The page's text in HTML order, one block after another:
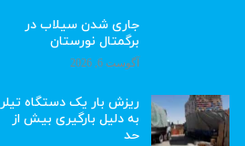
جاری شدن سیلاب در
برگمتال نورستان
آگوست 6, 2026
ریزش بار یک دستگاه تیلر
به دلیل بارگیری بیش از
حد